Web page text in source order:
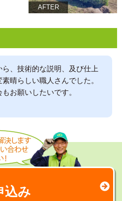
AFTER
、技術的な説明、及び仕上
晴らしい職人さんでした。
お願いしたいです。
込み